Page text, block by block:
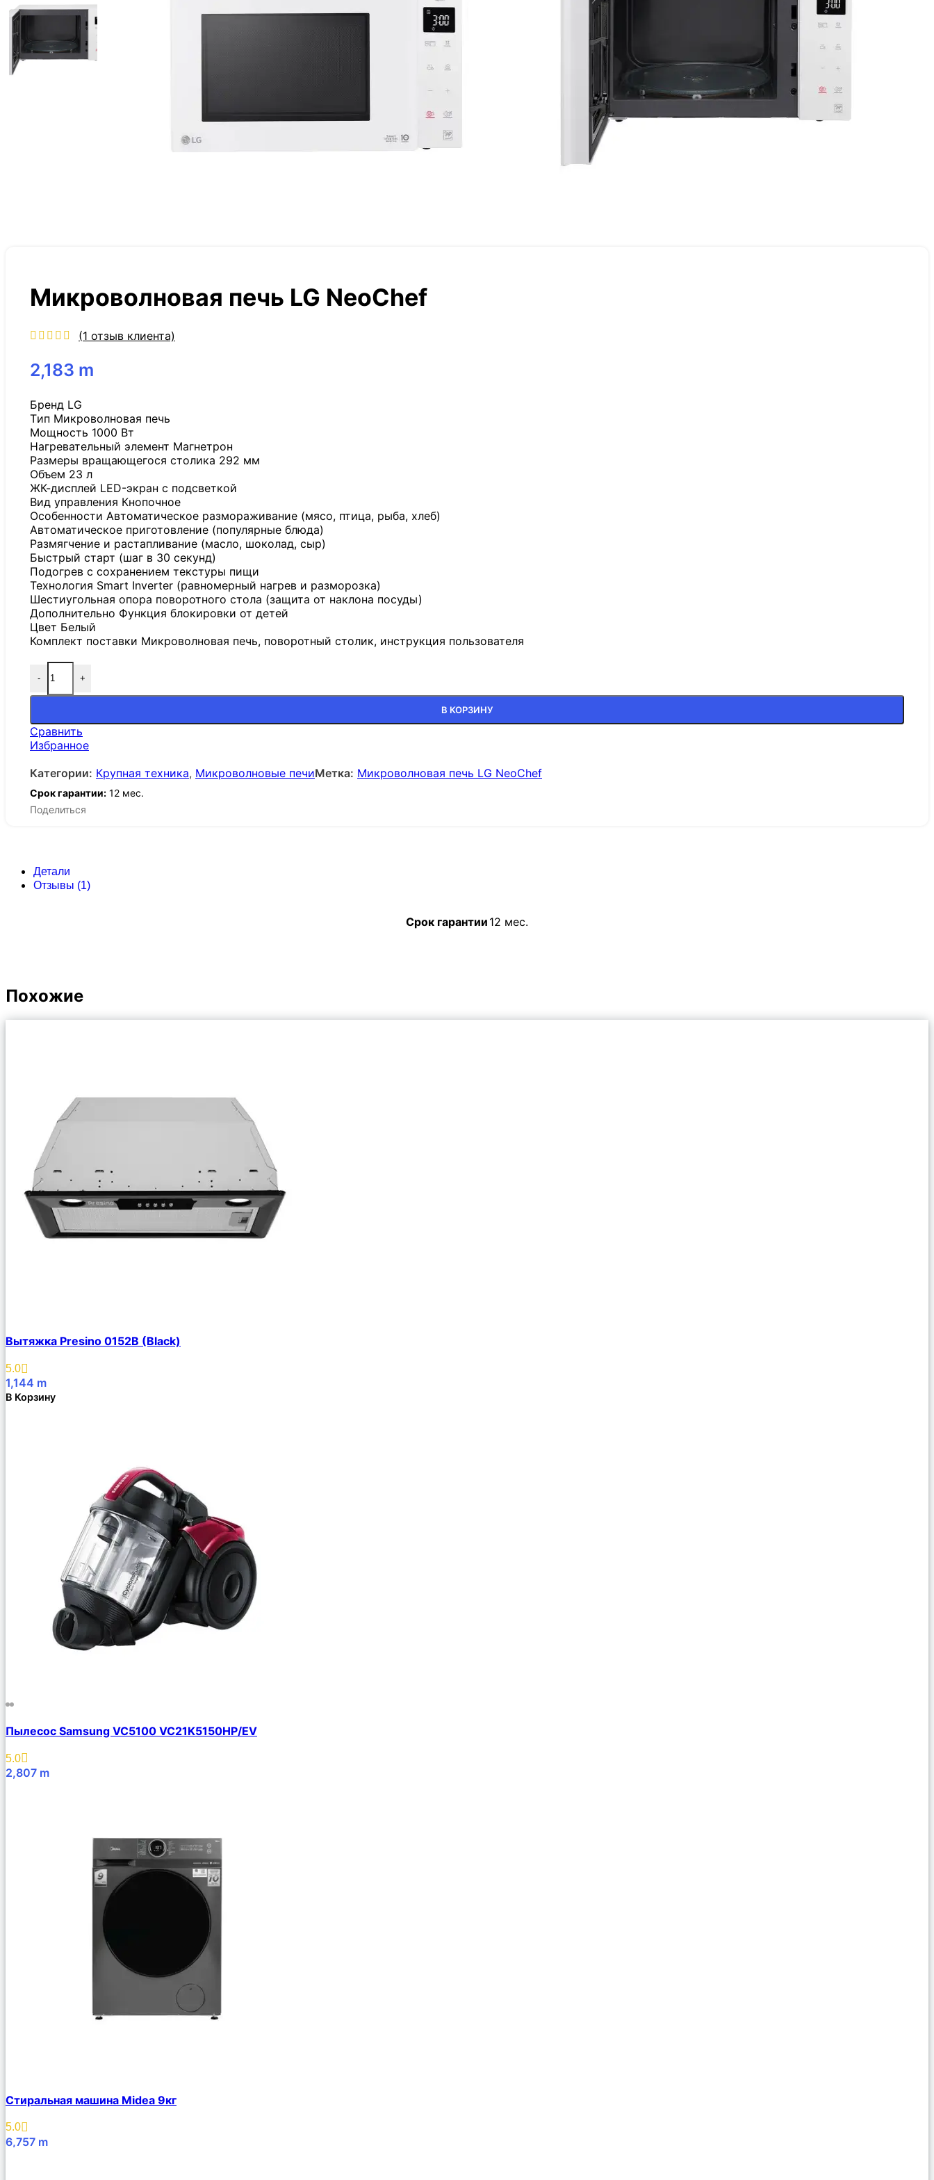
Микроволновая печь LG NeoChef
(1 отзыв клиента)
2,183 m
Бренд LG
Tип Микроволновая печь
Мощность 1000 Вт
Нагревательный элемент Магнетрон
Размеры вращающегося столика 292 мм
Объем 23 л
ЖК-дисплей LED-экран с подсветкой
Вид управления Кнопочное
Особенности Автоматическое размораживание (мясо, птица, рыба, хлеб)
Автоматическое приготовление (популярные блюда)
Размягчение и растапливание (масло, шоколад, сыр)
Быстрый старт (шаг в 30 секунд)
Подогрев с сохранением текстуры пищи
Технология Smart Inverter (равномерный нагрев и разморозка)
Шестиугольная опора поворотного стола (защита от наклона посуды)
Дополнительно Функция блокировки от детей
Цвет Белый
Комплект поставки Микроволновая печь, поворотный столик, инструкция пользователя
- +
В КОРЗИНУ
Сравнить
Избранное
Категории: Крупная техника, Микроволновые печиМетка: Микроволновая печь LG NeoChef
Срок гарантии: 12 мес.
Поделиться
Детали
Отзывы (1)
Срок гарантии 12 мес.
Похожие
Вытяжка Presino 0152B (Black)
5.0
1,144 m
В Корзину
Пылесос Samsung VC5100 VC21K5150HP/EV
5.0
2,807 m
Стиральная машина Midea 9кг
5.0
6,757 m